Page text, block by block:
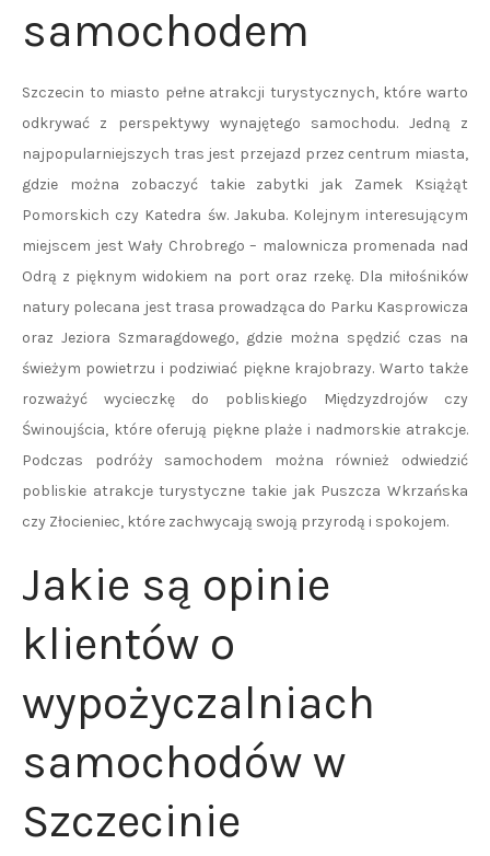
samochodem
Szczecin to miasto pełne atrakcji turystycznych, które warto
odkrywać z perspektywy wynajętego samochodu. Jedną z
najpopularniejszych tras jest przejazd przez centrum miasta,
gdzie można zobaczyć takie zabytki jak Zamek Książąt
Pomorskich czy Katedra św. Jakuba. Kolejnym interesującym
miejscem jest Wały Chrobrego – malownicza promenada nad
Odrą z pięknym widokiem na port oraz rzekę. Dla miłośników
natury polecana jest trasa prowadząca do Parku Kasprowicza
oraz Jeziora Szmaragdowego, gdzie można spędzić czas na
świeżym powietrzu i podziwiać piękne krajobrazy. Warto także
rozważyć wycieczkę do pobliskiego Międzyzdrojów czy
Świnoujścia, które oferują piękne plaże i nadmorskie atrakcje.
Podczas podróży samochodem można również odwiedzić
pobliskie atrakcje turystyczne takie jak Puszcza Wkrzańska
czy Złocieniec, które zachwycają swoją przyrodą i spokojem.
Jakie są opinie
klientów o
wypożyczalniach
samochodów w
Szczecinie